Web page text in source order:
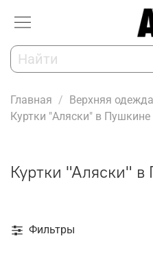
Главная Верхняя одежда
Куртки "Аляски" в Пушкине
Куртки "Аляски"
Фильтры